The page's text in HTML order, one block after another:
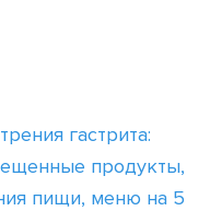
гастрита:
продукты,
пищи, меню на 5